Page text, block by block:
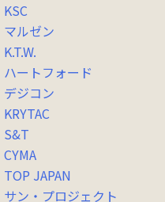
KSC
マルゼン
K.T.W.
ハートフォード
デジコン
KRYTAC
S&T
CYMA
TOP JAPAN
サン・プロジェクト